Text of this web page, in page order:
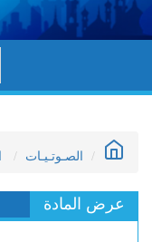
الصـوتـيـات
عرض المادة